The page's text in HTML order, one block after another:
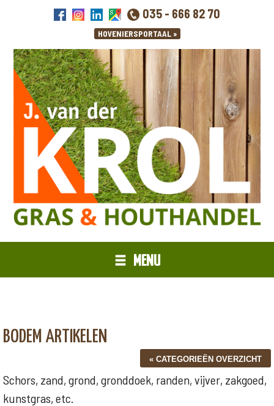
035 - 666 82 70
MENU
BODEM ARTIKELEN
Schors, zand, grond, gronddoek, randen, vijver, zakgoed,
kunstgras, etc.